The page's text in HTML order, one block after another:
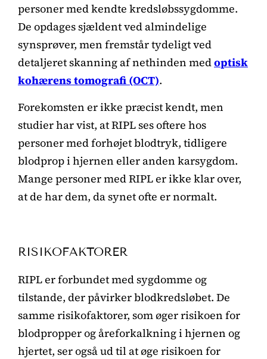
personer med kendte kredsløbssygdomme.
De opdages sjældent ved almindelige
synsprøver, men fremstår tydeligt ved
detaljeret skanning af nethinden medoptisk
kohærens tomografi (OCT).
Forekomsten er ikke præcist kendt, men
studier har vist, at RIPL ses oftere hos
personer med forhøjet blodtryk, tidligere
blodprop i hjernen eller anden karsygdom.
Mange personer med RIPL er ikke klar over,
at de har dem, da synet ofte er normalt.
RISIKOFAKTORER
RIPL er forbundet med sygdomme og
tilstande, der påvirker blodkredsløbet. De
samme risikofaktorer, som øger risikoen for
blodpropper og åreforkalkning i hjernen og
hjertet, ser også ud til at øge risikoen for